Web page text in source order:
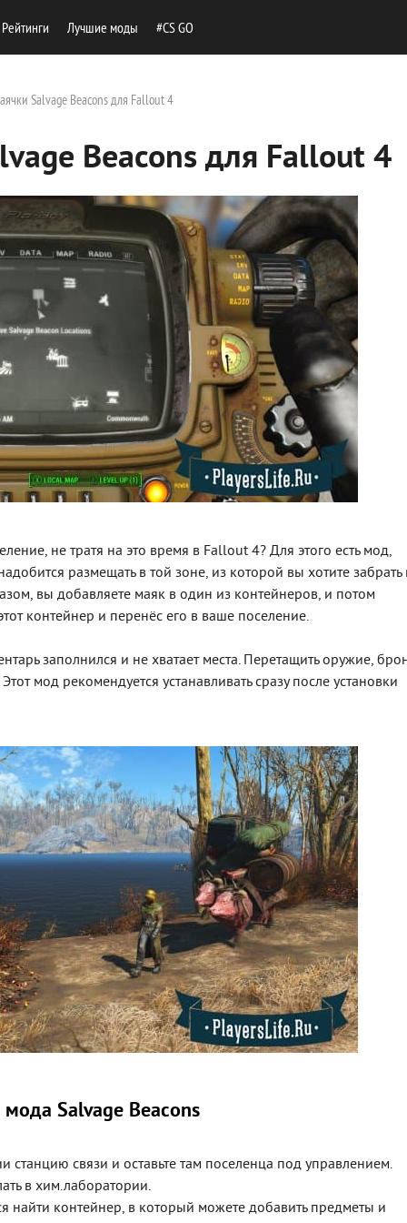
Рейтинги Лучшие моды #CS GO
Salvage Beacons для Fallout 4
Beacons для Fallout 4
не тратя на это время в Fallout 4? Для этого есть мод,
размещать в той зоне, из которой вы хотите забрать
вы добавляете маяк в один из контейнеров, и потом
контейнер и перенёс его в ваше поселение.
заполнился и не хватает места. Перетащить оружие,
мод рекомендуется устанавливать сразу после установки
Salvage Beacons
связи и оставьте там поселенца под управлением.
в хим.лаборатории.
найти контейнер, в который можете добавить предметы и